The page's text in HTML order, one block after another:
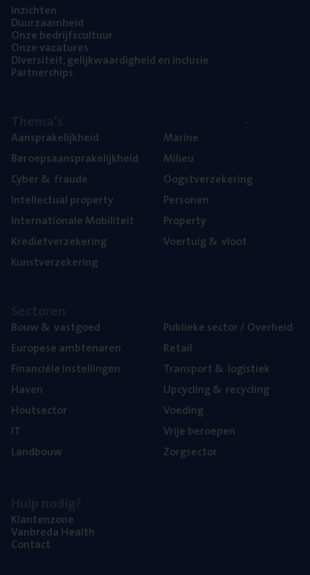
Inzich­ten
Duur­zaam­heid
Onze bedrijfs­cul­tuur
Onze vaca­tu­res
Diver­si­teit, gelijk­waar­dig­heid en inclusie
Part­ner­ships
Aan­spra­ke­lijk­heid
Beroeps­aan­spra­ke­lijk­heid
Cyber& fraude
Intel­lec­tu­al property
Inter­na­ti­o­na­le Mobiliteit
Kre­diet­ver­ze­ke­ring
Kunst­ver­ze­ke­ring
Mari­ne
Mili­eu
Oogst­ver­ze­ke­ring
Per­so­nen
Pro­per­ty
Voer­tuig& vloot
Bouw& vastgoed
Euro­pe­se ambtenaren
Finan­ci­ë­le instellingen
Haven
Hout­sec­tor
IT
Land­bouw
Publie­ke sec­tor / Overheid
Retail
Trans­port& logistiek
Upcy­cling& recycling
Voe­ding
Vrije beroe­pen
Zorg­sec­tor
Klan­ten­zo­ne
Van­b­re­da Health
Con­tact